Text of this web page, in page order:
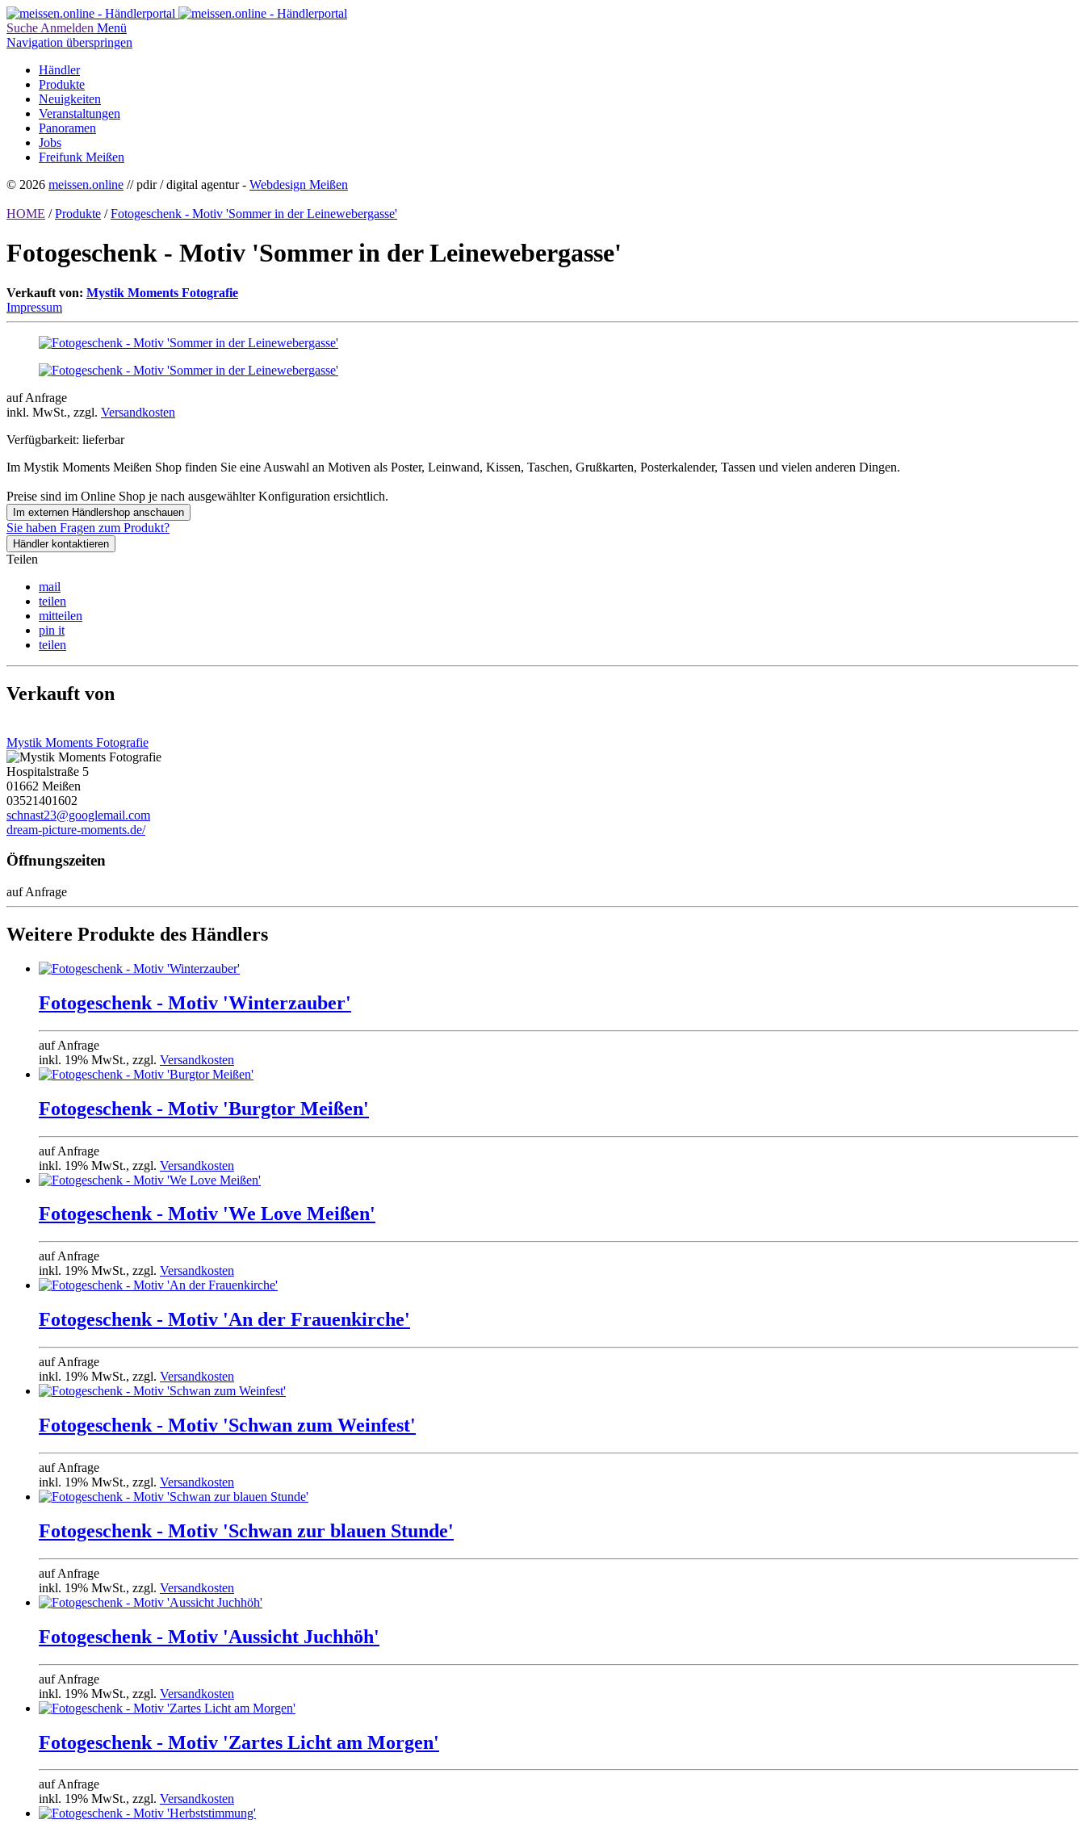
Suche Anmelden Menü
Navigation überspringen
Händler
Produkte
Neuigkeiten
Veranstaltungen
Panoramen
Jobs
Freifunk Meißen
© 2026 meissen.online // pdir / digital agentur - Webdesign Meißen
HOME / Produkte / Fotogeschenk - Motiv 'Sommer in der Leinewebergasse'
Fotogeschenk - Motiv 'Sommer in der Leinewebergasse'
Verkauft von: Mystik Moments Fotografie
Impressum
auf Anfrage
inkl. MwSt., zzgl. Versandkosten
Verfügbarkeit: lieferbar
Im Mystik Moments Meißen Shop finden Sie eine Auswahl an Motiven als Poster, Leinwand, Kissen, Taschen, Grußkarten, Posterkalender, Tassen und vielen anderen Dingen.
Preise sind im Online Shop je nach ausgewählter Konfiguration ersichtlich.
Im externen Händlershop anschauen
Sie haben Fragen zum Produkt?
Händler kontaktieren
Teilen
mail
teilen
mitteilen
pin it
teilen
Verkauft von
Mystik Moments Fotografie
Hospitalstraße 5
01662 Meißen
03521401602
schnast23@googlemail.com
dream-picture-moments.de/
Öffnungszeiten
auf Anfrage
Weitere Produkte des Händlers
Fotogeschenk - Motiv 'Winterzauber'
auf Anfrage
inkl. 19% MwSt., zzgl. Versandkosten
Fotogeschenk - Motiv 'Burgtor Meißen'
auf Anfrage
inkl. 19% MwSt., zzgl. Versandkosten
Fotogeschenk - Motiv 'We Love Meißen'
auf Anfrage
inkl. 19% MwSt., zzgl. Versandkosten
Fotogeschenk - Motiv 'An der Frauenkirche'
auf Anfrage
inkl. 19% MwSt., zzgl. Versandkosten
Fotogeschenk - Motiv 'Schwan zum Weinfest'
auf Anfrage
inkl. 19% MwSt., zzgl. Versandkosten
Fotogeschenk - Motiv 'Schwan zur blauen Stunde'
auf Anfrage
inkl. 19% MwSt., zzgl. Versandkosten
Fotogeschenk - Motiv 'Aussicht Juchhöh'
auf Anfrage
inkl. 19% MwSt., zzgl. Versandkosten
Fotogeschenk - Motiv 'Zartes Licht am Morgen'
auf Anfrage
inkl. 19% MwSt., zzgl. Versandkosten